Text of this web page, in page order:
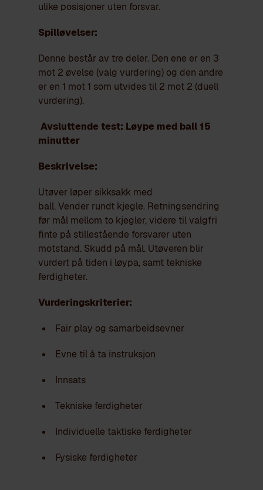
ulike posisjoner uten forsvar.
Spilløvelser:
Denne består av tre deler. Den ene er en 3
mot 2 øvelse (valg vurdering) og den andre
er en 1 mot 1 som utvides til 2 mot 2 (duell
vurdering).
Avsluttende test: Løype med ball 15
minutter
Beskrivelse:
Utøver løper sikksakk med
ball. Vender rundt kjegle. Retningsendring
før mål mellom to kjegler, videre til valgfri
finte på stillestående forsvarer uten
motstand. Skudd på mål. Utøveren blir
vurdert på tiden i løypa, samt tekniske
ferdigheter.
Vurderingskriterier:
Fair play og samarbeidsevner
Evne til å ta instruksjon
Innsats
Tekniske ferdigheter
Individuelle taktiske ferdigheter
Fysiske ferdigheter